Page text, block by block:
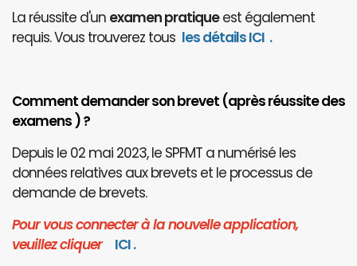
La réussite d'un examen pratiqueest également
requis. Vous trouverez tous les détails ICI .
Comment demander son brevet (après réussite des
examens ) ?
Depuis le 02 mai 2023, le SPFMT a numérisé les
données relatives aux brevets et le processus de
demande de brevets.
Pour vous connecter à la nouvelle application,
veuillez cliquer ICI.